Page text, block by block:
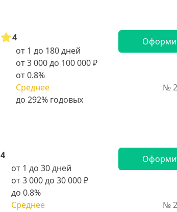
4
от 1 до 180 дней
от 3 000 до 100 000 ₽
от 0.8%
Среднее
№
4
от 1 до 30 дней
от 3 000 до 30 000 ₽
до 0.8%
Среднее
№